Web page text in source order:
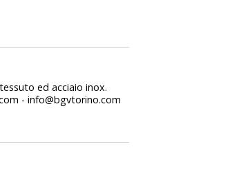
ed acciaio inox.
- info@bgvtorino.com